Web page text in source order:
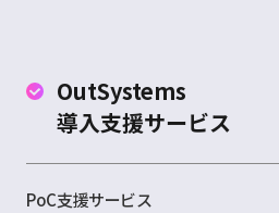
OutSystems
導入支援サービス
PoC支援サービス